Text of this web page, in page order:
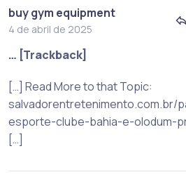
buy gym equipment
4 de abril de 2025
… [Trackback]
[…] Read More to that Topic:
salvadorentretenimento.com.br/
esporte-clube-bahia-e-olodum-
[…]